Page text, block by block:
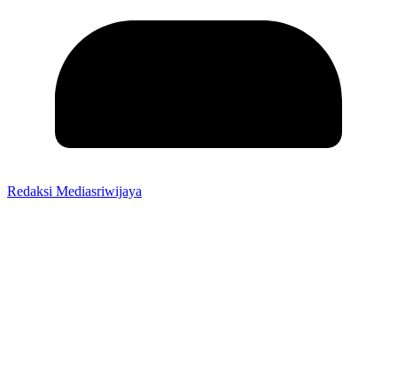
Redaksi Mediasriwijaya